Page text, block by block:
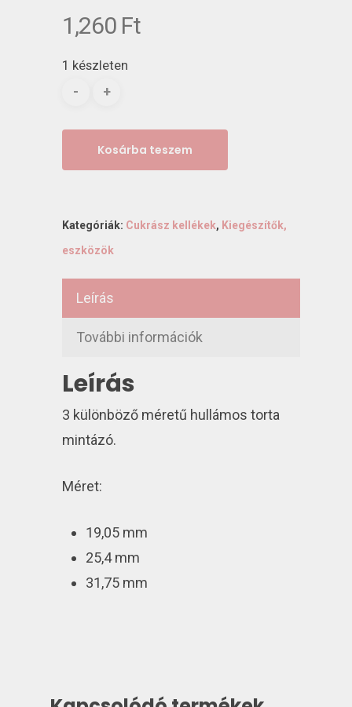
1,260 Ft
1 készleten
Kosárba teszem
Kategóriák: Cukrász kellékek, Kiegészítők,
eszközök
Leírás
További információk
Leírás
3 különböző méretű hullámos torta
mintázó.
Méret:
19,05 mm
25,4 mm
31,75 mm